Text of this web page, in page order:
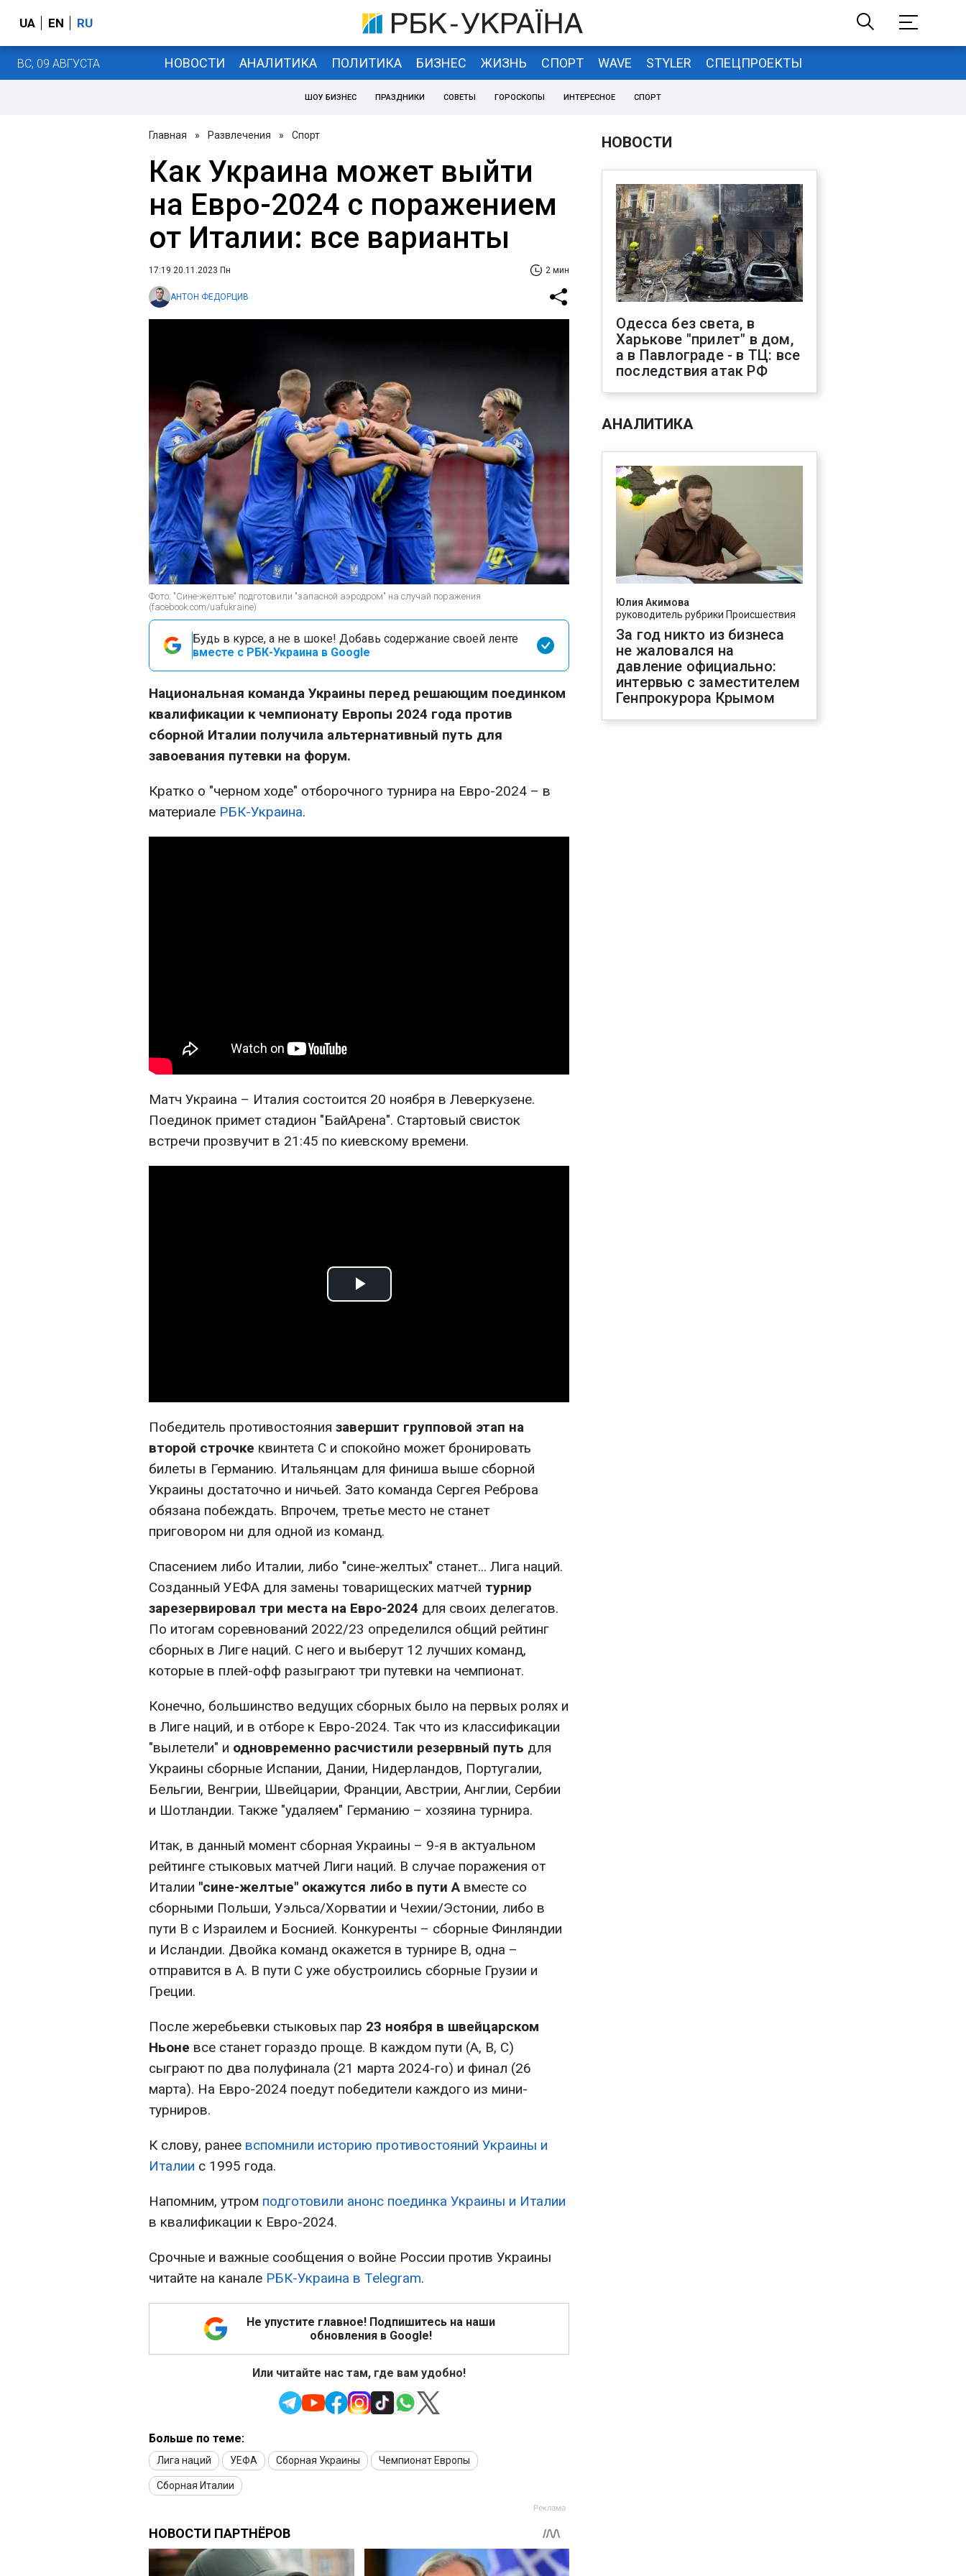
UA EN RU
ВС, 09 АВГУСТА НОВОСТИ АНАЛИТИКА ПОЛИТИКА БИЗНЕС ЖИЗНЬ СПОРТ WAVE STYLER СПЕЦПРОЕКТЫ
ШОУ БИЗНЕС ПРАЗДНИКИ СОВЕТЫ ГОРОСКОПЫ ИНТЕРЕСНОЕ СПОРТ
Главная » Развлечения » Спорт
Как Украина может выйти
на Евро-2024 с поражением
от Италии: все варианты
17:19 20.11.2023 Пн 2 мин
АНТОН ФЕДОРЦИВ
Фото: "Сине-желтые" подготовили "запасной аэродром" на случай поражения
(facebook.com/uafukraine)
Будь в курсе, а не в шоке! Добавь содержание своей ленте
вместе с РБК-Украина в Google
Национальная команда Украины перед решающим поединком
квалификации к чемпионату Европы 2024 года против
сборной Италии получила альтернативный путь для
завоевания путевки на форум.
Кратко о "черном ходе" отборочного турнира на Евро-2024 – в
материале РБК-Украина.
Матч Украина – Италия состоится 20 ноября в Леверкузене.
Поединок примет стадион "БайАрена". Стартовый свисток
встречи прозвучит в 21:45 по киевскому времени.
Play
Победитель противостояния завершит групповой этап на
второй строчке квинтета C и спокойно может бронировать
билеты в Германию. Итальянцам для финиша выше сборной
Украины достаточно и ничьей. Зато команда Сергея Реброва
обязана побеждать. Впрочем, третье место не станет
приговором ни для одной из команд.
Спасением либо Италии, либо "сине-желтых" станет... Лига наций.
Созданный УЕФА для замены товарищеских матчей турнир
зарезервировал три места на Евро-2024 для своих делегатов.
По итогам соревнований 2022/23 определился общий рейтинг
сборных в Лиге наций. С него и выберут 12 лучших команд,
которые в плей-офф разыграют три путевки на чемпионат.
Конечно, большинство ведущих сборных было на первых ролях и
в Лиге наций, и в отборе к Евро-2024. Так что из классификации
"вылетели" и одновременно расчистили резервный путь для
Украины сборные Испании, Дании, Нидерландов, Португалии,
Бельгии, Венгрии, Швейцарии, Франции, Австрии, Англии, Сербии
и Шотландии. Также "удаляем" Германию – хозяина турнира.
Итак, в данный момент сборная Украины – 9-я в актуальном
рейтинге стыковых матчей Лиги наций. В случае поражения от
Италии "сине-желтые" окажутся либо в пути A вместе со
сборными Польши, Уэльса/Хорватии и Чехии/Эстонии, либо в
пути B с Израилем и Боснией. Конкуренты – сборные Финляндии
и Исландии. Двойка команд окажется в турнире B, одна –
отправится в A. В пути C уже обустроились сборные Грузии и
Греции.
После жеребьевки стыковых пар 23 ноября в швейцарском
Ньоне все станет гораздо проще. В каждом пути (A, B, C)
сыграют по два полуфинала (21 марта 2024-го) и финал (26
марта). На Евро-2024 поедут победители каждого из мини-
турниров.
К слову, ранее вспомнили историю противостояний Украины и
Италии с 1995 года.
Напомним, утром подготовили анонс поединка Украины и Италии
в квалификации к Евро-2024.
Срочные и важные сообщения о войне России против Украины
читайте на канале РБК-Украина в Telegram.
Не упустите главное! Подпишитесь на наши
обновления в Google!
Или читайте нас там, где вам удобно!
Больше по теме:
Лига наций УЕФА Сборная Украины Чемпионат Европы
Сборная Италии
НОВОСТИ
Одесса без света, в
Харькове "прилет" в дом,
а в Павлограде - в ТЦ: все
последствия атак РФ
АНАЛИТИКА
Юлия Акимова
руководитель рубрики Происшествия
За год никто из бизнеса
не жаловался на
давление официально:
интервью с заместителем
Генпрокурора Крымом